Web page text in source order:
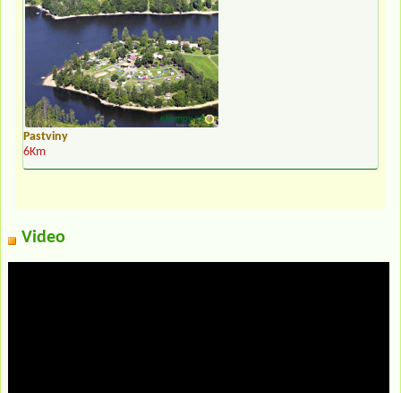
Pastviny
6Km
Video